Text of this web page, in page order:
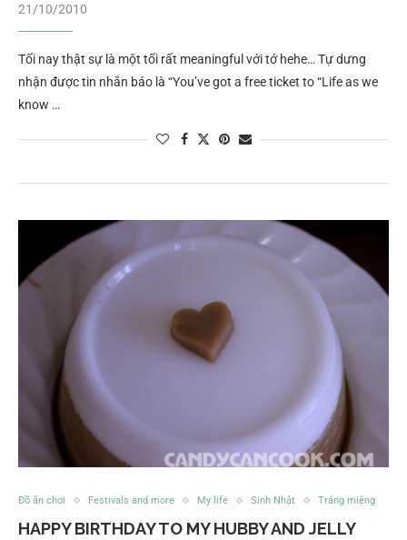
21/10/2010
Tối nay thật sự là một tối rất meaningful với tớ hehe… Tự dưng
nhận được tin nhắn báo là “You’ve got a free ticket to “Life as we
know …
Đồ ăn chơi Festivals and more My life Sinh Nhật Tráng miệng
HAPPY BIRTHDAY TO MY HUBBY AND JELLY